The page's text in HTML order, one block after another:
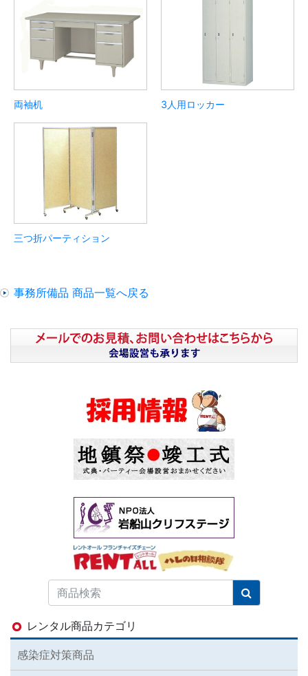
両袖机 3人用ロッカー
三つ折パーティション
事務所備品 商品一覧へ戻る
レンタル商品カテゴリ
感染症対策商品